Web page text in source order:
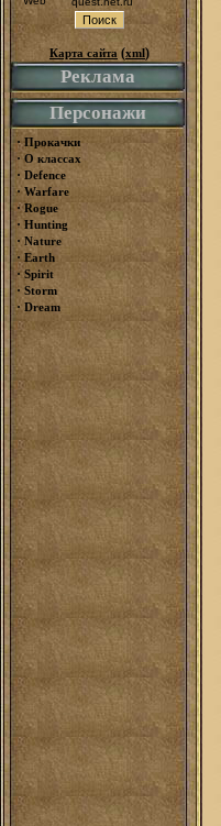
Карта сайта (xml)
Реклама
Персонажи
·Прокачки
·О классах
·Defence
· Warfare
·Rogue
· Hunting
·Nature
·Earth
·Spirit
· Storm
·Dream